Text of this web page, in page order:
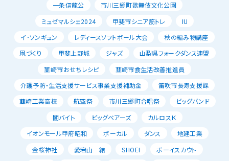
一条信龍公
市川三郷町歌舞伎文化公園
ミュゼマルシェ2024
甲斐市シニア筋トレ
IU
イ･ソンギュン
レディースソフトボール大会
秋の編み物講座
凧づくり
甲斐上野城 ジャズ
山梨県フォークダンス連盟
韮崎市おせちレシピ
韮崎市食生活改善推進員
介護予防・生活支援サービス事業支援補助金
笛吹市長寿支援課
韮崎工業高校
航空祭 市川三郷町合唱祭
ビッグバンド
闇バイト
ビッグベアーズ
カルロスＫ
イオンモール甲府昭和
ボーカル ダンス
地建工業
金桜神社
愛宕山 結 SHOEI
ボーイスカウト